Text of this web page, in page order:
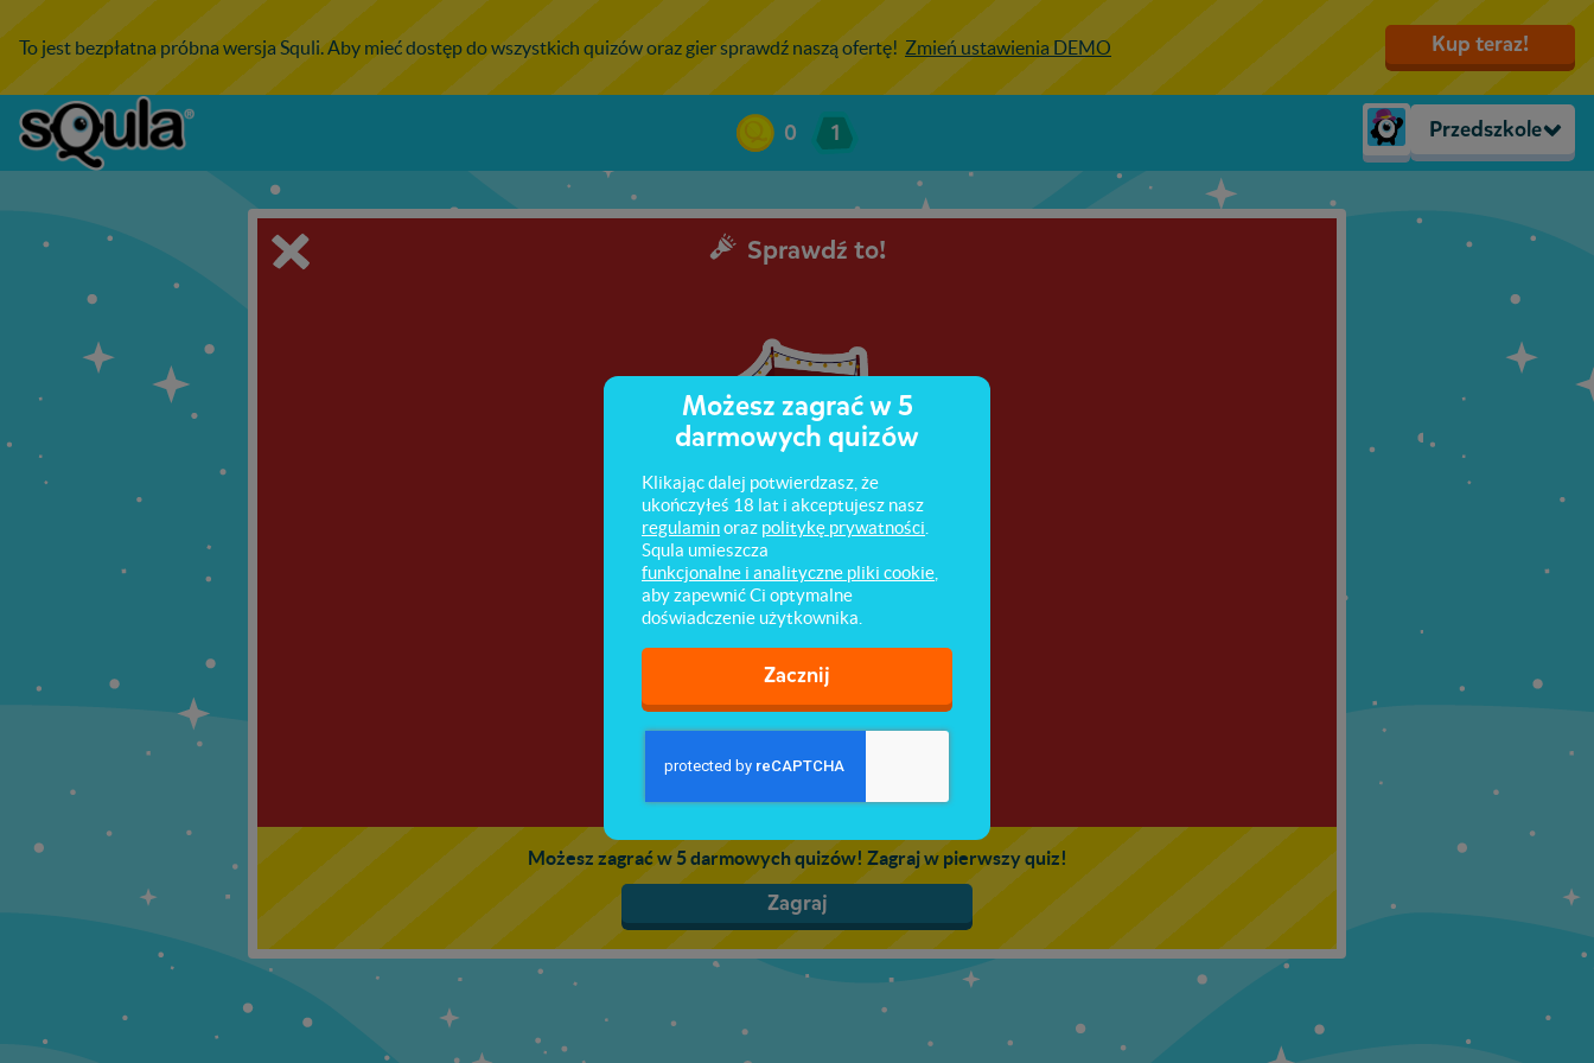
To jest bezpłatna próbna wersja Squli. Aby mieć dostęp do wszystkich quizów oraz gier sprawdź naszą ofertę! Zmień ustawienia DEMO Kup teraz!
0 1 Przedszkole
Przedszkole
Zerówka
Klasa 2
Klasa 3
Sprawdź to!
Iga i Igor na lodowisku
Sprawdź, jak Iga i Igor stworzyli domowe
lodowisko!
Możesz zagrać w 5 darmowych quizów! Zagraj w pierwszy quiz!
Zagraj
Możesz zagrać w 5
darmowych quizów
Klikając dalej potwierdzasz, że
ukończyłeś 18 lat i akceptujesz nasz
regulaminoraz politykę prywatności
Squla umieszcza
funkcjonalne i analityczne pliki cookie
aby zapewnić Ci optymalne
doświadczenie użytkownika.
Zacznij